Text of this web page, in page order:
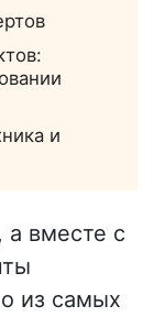
и
вместе с
из самых